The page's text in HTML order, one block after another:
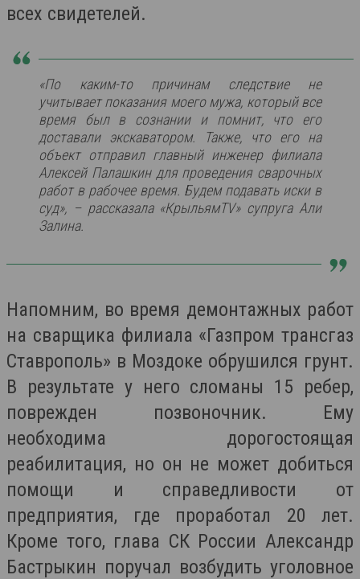
всех свидетелей.
«По каким-то причинам следствие не
учитывает показания моего мужа, который все
время был в сознании и помнит, что его
доставали экскаватором. Также, что его на
объект отправил главный инженер филиала
Алексей Палашкин для проведения сварочных
работ в рабочее время. Будем подавать иски в
суд», – рассказала «КрыльямТV» супруга Али
Залина.
Напомним, во время демонтажных работ
на сварщика филиала «Газпром трансгаз
Ставрополь» в Моздоке обрушился грунт.
В результате у него сломаны 15 ребер,
поврежден позвоночник. Ему
необходима дорогостоящая
реабилитация, но он не может добиться
помощи и справедливости от
предприятия, где проработал 20 лет.
Кроме того, глава СК России Александр
Бастрыкин поручал возбудить уголовное